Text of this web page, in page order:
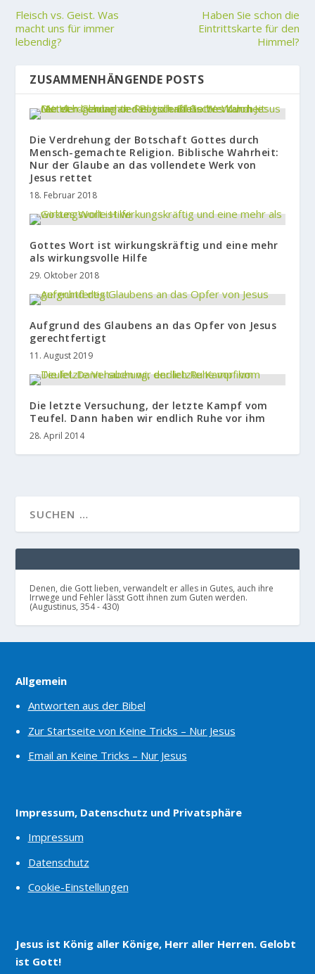
Fleisch vs. Geist. Was
macht uns für immer
lebendig?
Haben Sie schon die
Eintrittskarte für den
Himmel?
ZUSAMMENHÄNGENDE POSTS
Die Verdrehung der Botschaft Gottes durch
Mensch-gemachte Religion. Biblische Wahrheit:
Nur der Glaube an das vollendete Werk von
Jesus rettet
18. Februar 2018
Gottes Wort ist wirkungskräftig und eine mehr
als wirkungsvolle Hilfe
29. Oktober 2018
Aufgrund des Glaubens an das Opfer von Jesus
gerechtfertigt
11. August 2019
Die letzte Versuchung, der letzte Kampf vom
Teufel. Dann haben wir endlich Ruhe vor ihm
28. April 2014
Denen, die Gott lieben, verwandelt er alles in Gutes, auch ihre
Irrwege und Fehler lässt Gott ihnen zum Guten werden.
(Augustinus, 354 - 430)
Allgemein
Antworten aus der Bibel
Zur Startseite von Keine Tricks – Nur Jesus
Email an Keine Tricks – Nur Jesus
Impressum, Datenschutz und Privatsphäre
Impressum
Datenschutz
Cookie-Einstellungen
Jesus ist König aller Könige, Herr aller Herren. Gelobt
ist Gott!